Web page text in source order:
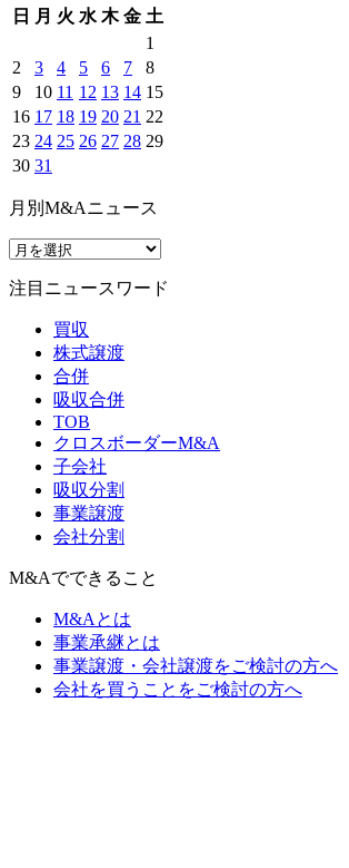
日
月 火 水 木 金 土
1
2
3 4 5 6 7
8
9
10 11 12 13 14 15
16 17 18 19 20 21 22
23 24 25 26 27 28 29
30 31
月別M&Aニュース
注目ニュースワード
買収
株式譲渡
合併
吸収合併
TOB
クロスボーダーM&A
子会社
吸収分割
事業譲渡
会社分割
M&Aでできること
M&Aとは
事業承継とは
事業譲渡・会社譲渡をご検討の方へ
会社を買うことをご検討の方へ